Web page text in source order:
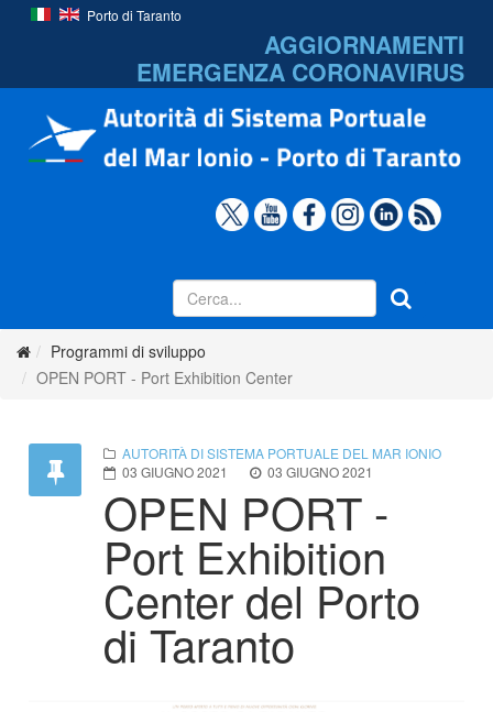
Porto di Taranto
AGGIORNAMENTI
EMERGENZA CORONAVIRUS
Programmi di sviluppo
OPEN PORT - Port Exhibition Center
AUTORITÀ DI SISTEMA PORTUALE DEL MAR IONIO
03 GIUGNO 2021
03 GIUGNO 2021
OPEN PORT -
Port Exhibition
Center del Porto
di Taranto